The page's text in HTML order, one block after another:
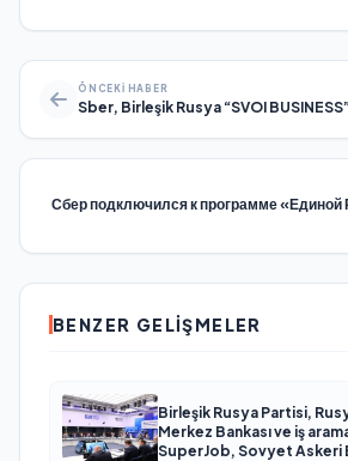
ÖNCEKI HABER
Sber, Birleşik Rusya “SVOI
Сбер подключился к программе
BENZER GELIŞMELER
Birleşik Rusya Partisi,
Merkez Bankası ve iş
SuperJob, Sovyet Askeri